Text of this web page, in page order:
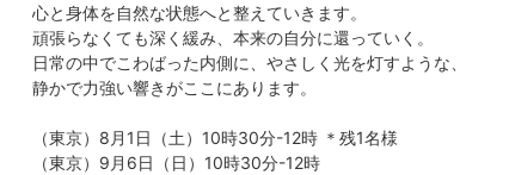
心と身体を自然な状態へと整えていきます。
頑張らなくても深く緩み、本来の自分に還っていく。
日常の中でこわばった内側に、やさしく光を灯すような、
静かで力強い響きがここにあります。
（東京）8月1日（土）10時30分-12時 ＊残1名様
（東京）9月6日（日）10時30分-12時